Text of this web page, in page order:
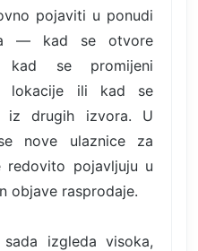
pojaviti u ponudi
— kad se otvore
kad se promijeni
lokacije ili kad se
iz drugih izvora. U
nove ulaznice za
redovito pojavljuju u
objave rasprodaje.
izgleda visoka,